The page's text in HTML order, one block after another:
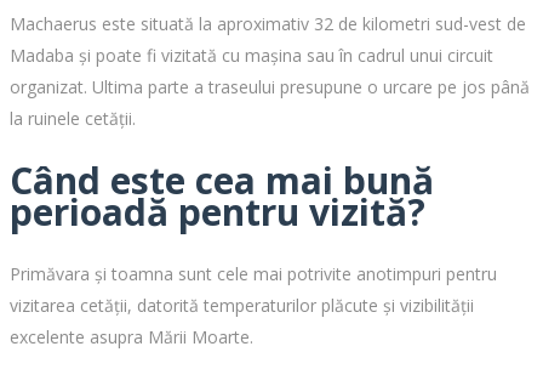
Machaerus este situată la aproximativ 32 de kilometri sud-vest de
Madaba și poate fi vizitată cu mașina sau în cadrul unui circuit
organizat. Ultima parte a traseului presupune o urcare pe jos până
la ruinele cetății.
Când este cea mai bună
perioadă pentru vizită?
Primăvara și toamna sunt cele mai potrivite anotimpuri pentru
vizitarea cetății, datorită temperaturilor plăcute și vizibilității
excelente asupra Mării Moarte.